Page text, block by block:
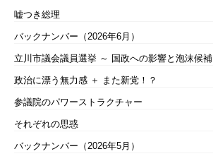
嘘つき総理
バックナンバー（2026年6月）
立川市議会議員選挙 ～ 国政への影響と泡沫候補
政治に漂う無力感 ＋ また新党！？
参議院のパワーストラクチャー
それぞれの思惑
バックナンバー（2026年5月）